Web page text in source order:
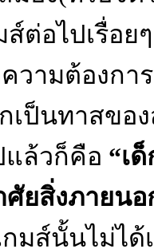
ส์ต่อไปเรื่อ
วามต้องกา
เป็นทาสขอ
ล้วก็คือ “เ
ศัยสิ่งภายน
กมส์นั้นไม่ไ